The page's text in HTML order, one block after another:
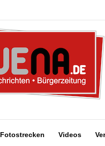
Fotostrecken Videos